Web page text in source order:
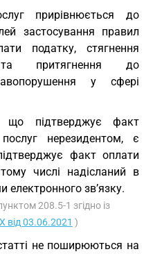
прирівнюється до
застосування правил
податку, стягнення
притягнення до
у сфері
що підтверджує факт
нерезидентом, є
факт оплати
числі надісланий в
електронного зв’язку.
208.5-1 згідно із
від 03.06.2021 )
не поширюються на